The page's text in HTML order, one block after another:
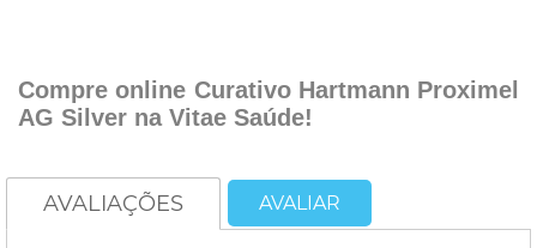
Compre online Curativo Hartmann Proximel
AG Silver na Vitae Saúde!
AVALIAÇÕES AVALIAR